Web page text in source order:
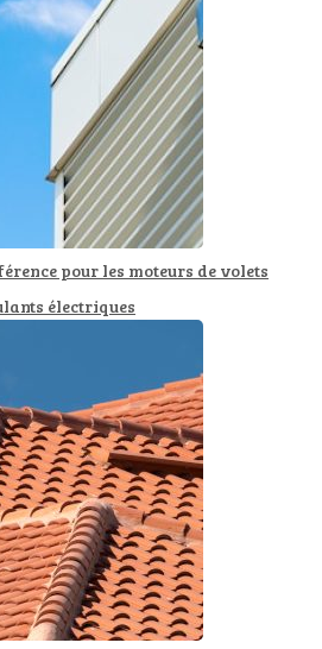
pour les moteurs de volets
électriques